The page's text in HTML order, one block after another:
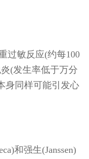
过敏反应(约每100
(发生率低于万分
身同样可能引发心
和强生(Janssen)